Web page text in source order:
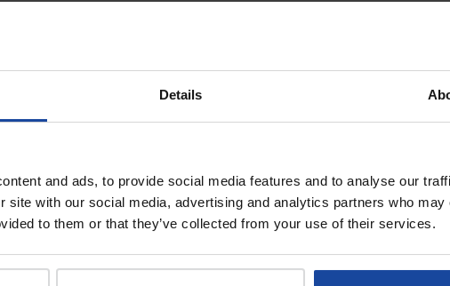
Details
and ads, to provide social media features and to analyse our
site with our social media, advertising and analytics partners who may
to them or that they’ve collected from your use of their services.
sur demande)
non inclus)
de cet enrouleur.
À voir également